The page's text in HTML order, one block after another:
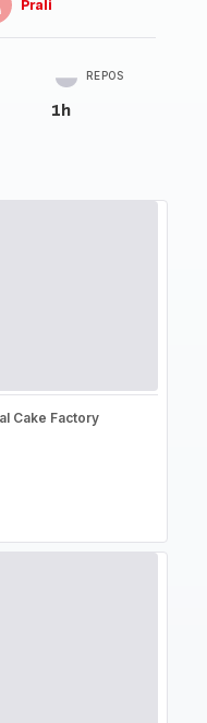
Prali
REPOS
1h
Cake Factory